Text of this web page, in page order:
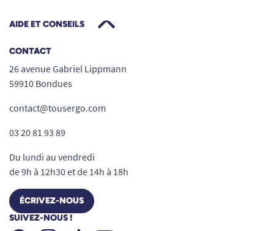
AIDE ET CONSEILS
CONTACT
26 avenue Gabriel Lippmann
59910 Bondues
contact@tousergo.com
03 20 81 93 89
Du lundi au vendredi
de 9h à 12h30 et de 14h à 18h
ÉCRIVEZ-NOUS
SUIVEZ-NOUS !